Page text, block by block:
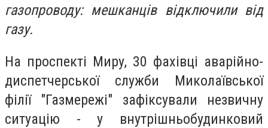
газопроводу: мешканців відключили від
газу.
На проспекті Миру, 30 фахівці аварійно-
диспетчерської служби Миколаївської
філії "Газмережі" зафіксували незвичну
ситуацію - у внутрішньобудинковий